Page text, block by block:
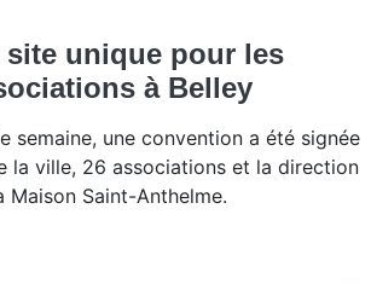
site unique pour les
à Belley
semaine, une convention a été signée
la ville, 26 associations et la direction
Maison Saint-Anthelme.